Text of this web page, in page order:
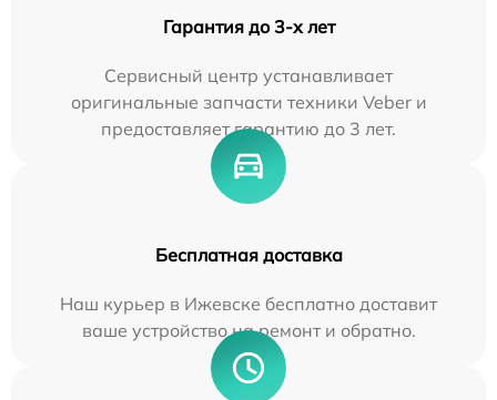
Гарантия до 3-х лет
Сервисный центр устанавливает
оригинальные запчасти техники Veber и
предоставляет гарантию до 3 лет.
Бесплатная доставка
Наш курьер в Ижевске бесплатно доставит
ваше устройство на ремонт и обратно.